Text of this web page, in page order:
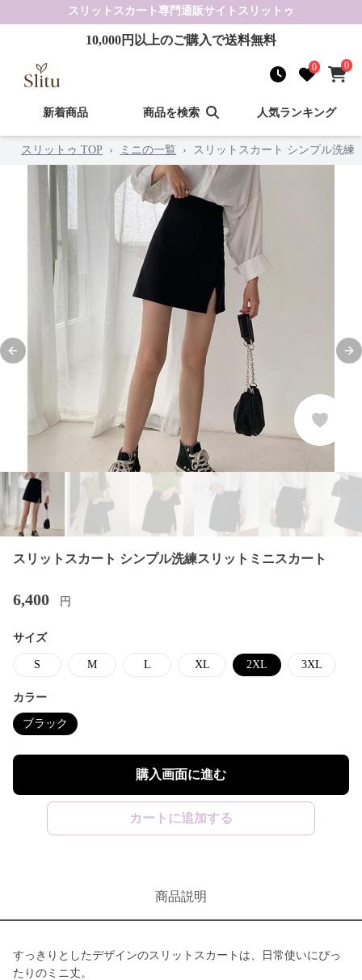
スリットスカート 専門通販サイト スリットゥ
10,000円以上のご購入で送料無料
0 0
新着商品 商品を検索 人気ランキング
スリットゥ TOP › ミニの一覧 › スリットスカート シンプル洗練
Previous slide
スリットスカート シンプル洗練スリットミニスカート
6,400 円
サイズ
S M L XL 2XL 3XL
カラー
ブラック
購入画面に進む
カートに追加する
商品説明
すっきりとしたデザインのスリットスカートは、日常使いにぴっ
たりのミニ丈。